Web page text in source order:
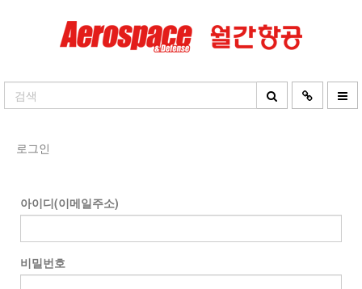
로그인
아이디(이메일주소)
비밀번호